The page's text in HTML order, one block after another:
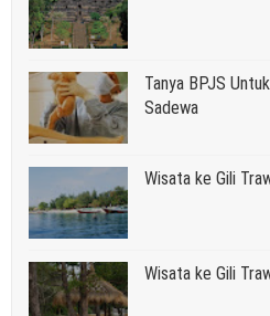
Tanya BPJS
Sadewa
Wisata ke Gili
Wisata ke Gili